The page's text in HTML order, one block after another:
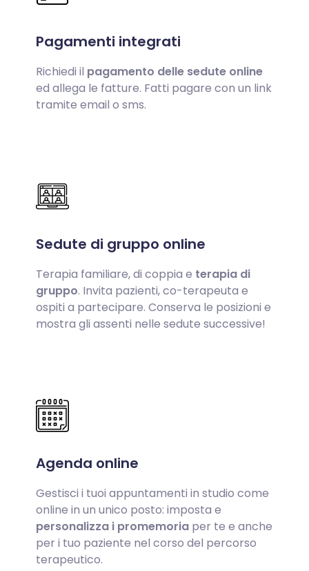
Pagamenti integrati
Richiedi il pagamento delle sedute online
ed allega le fatture. Fatti pagare con un link
tramite email o sms.
Sedute di gruppo online
Terapia familiare, di coppia e terapia di
gruppo. Invita pazienti, co-terapeuta e
ospiti a partecipare. Conserva le posizioni e
mostra gli assenti nelle sedute successive!
Agenda online
Gestisci i tuoi appuntamenti in studio come
online in un unico posto: imposta e
personalizza i promemoria per te e anche
per i tuo paziente nel corso del percorso
terapeutico.